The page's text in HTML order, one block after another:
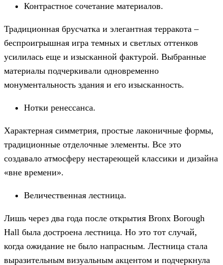
Контрастное сочетание материалов.
Традиционная брусчатка и элегантная терракота –
беспроигрышная игра темных и светлых оттенков
усилилась еще и изысканной фактурой. Выбранные
материалы подчеркивали одновременно
монументальность здания и его изысканность.
Нотки ренессанса.
Характерная симметрия, простые лаконичные формы,
традиционные отделочные элементы. Все это
создавало атмосферу нестареющей классики и дизайна
«вне времени».
Величественная лестница.
Лишь через два года после открытия Bronx Borough
Hall была достроена лестница. Но это тот случай,
когда ожидание не было напрасным. Лестница стала
выразительным визуальным акцентом и подчеркнула